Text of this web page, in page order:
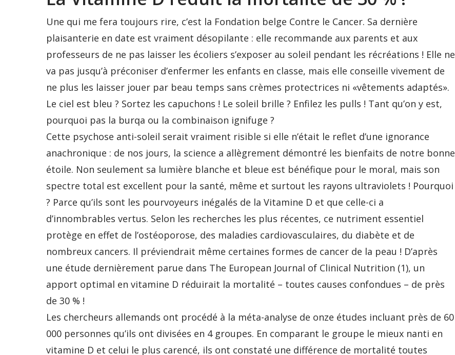
Une qui me fera toujours rire, c’est la Fondation belge Contre le Cancer. Sa dernière
plaisanterie en date est vraiment désopilante : elle recommande aux parents et aux
professeurs de ne pas laisser les écoliers s’exposer au soleil pendant les récréations ! Elle ne
va pas jusqu’à préconiser d’enfermer les enfants en classe, mais elle conseille vivement de
ne plus les laisser jouer par beau temps sans crèmes protectrices ni «vêtements adaptés».
Le ciel est bleu ? Sortez les capuchons ! Le soleil brille ? Enfilez les pulls ! Tant qu’on y est,
pourquoi pas la burqa ou la combinaison ignifuge ?
Cette psychose anti-soleil serait vraiment risible si elle n’était le reflet d’une ignorance
anachronique : de nos jours, la science a allègrement démontré les bienfaits de notre bonne
étoile. Non seulement sa lumière blanche et bleue est bénéfique pour le moral, mais son
spectre total est excellent pour la santé, même et surtout les rayons ultraviolets ! Pourquoi
? Parce qu’ils sont les pourvoyeurs inégalés de la Vitamine D et que celle-ci a
d’innombrables vertus. Selon les recherches les plus récentes, ce nutriment essentiel
protège en effet de l’ostéoporose, des maladies cardiovasculaires, du diabète et de
nombreux cancers. Il préviendrait même certaines formes de cancer de la peau ! D’après
une étude dernièrement parue dans The European Journal of Clinical Nutrition (1), un
apport optimal en vitamine D réduirait la mortalité – toutes causes confondues – de près
de 30 % !
Les chercheurs allemands ont procédé à la méta-analyse de onze études incluant près de 60
000 personnes qu’ils ont divisées en 4 groupes. En comparant le groupe le mieux nanti en
vitamine D et celui le plus carencé, ils ont constaté une différence de mortalité toutes